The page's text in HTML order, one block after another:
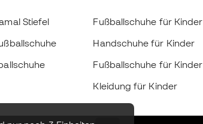
Stiefel
Fußballschuhe für Kinder
Handschuhe für Kinder
Fußballschuhe für Kinder
Kleidung für Kinder